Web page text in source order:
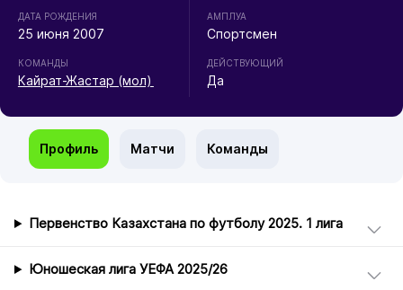
ДАТА РОЖДЕНИЯ
25 июня 2007
КОМАНДЫ
Кайрат-Жастар (мол)
АМПЛУА
Спортсмен
ДЕЙСТВУЮЩИЙ
Да
Профиль Матчи Команды
Первенство Казахстана по футболу 2025. 1 лига
Юношеская лига УЕФА 2025/26